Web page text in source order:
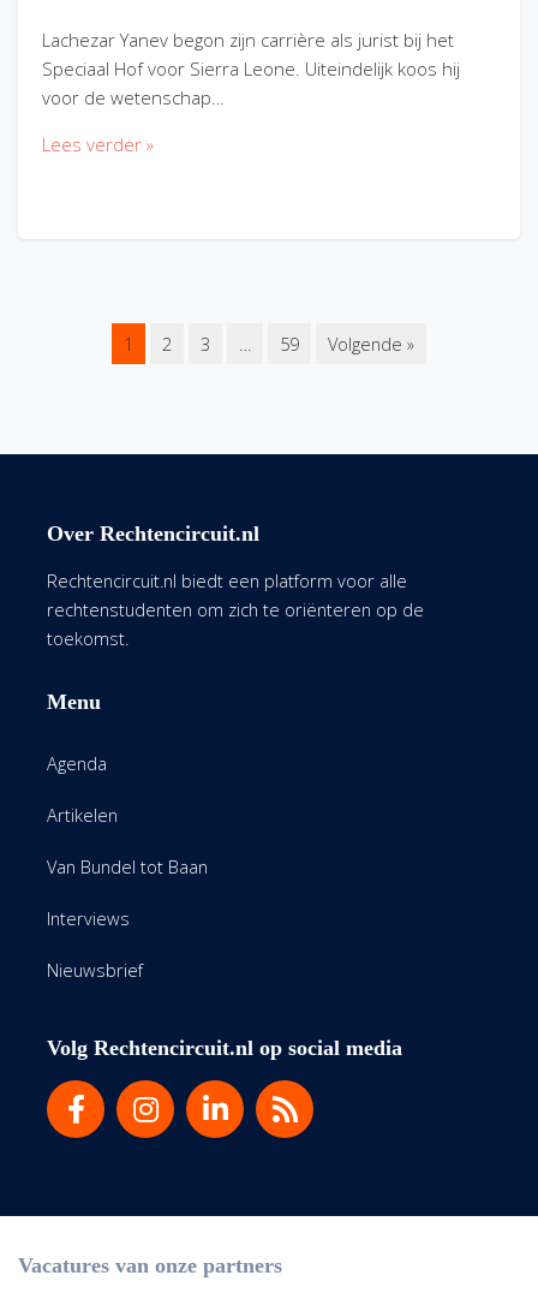
Lachezar Yanev begon zijn carrière als jurist bij het
Speciaal Hof voor Sierra Leone. Uiteindelijk koos hij
voor de wetenschap…
Lees verder »
1 2 3 … 59 Volgende »
Over Rechtencircuit.nl
Rechtencircuit.nl biedt een platform voor alle
rechtenstudenten om zich te oriënteren op de
toekomst.
Menu
Agenda
Artikelen
Van Bundel tot Baan
Interviews
Nieuwsbrief
Volg Rechtencircuit.nl op social media
Vacatures van onze partners